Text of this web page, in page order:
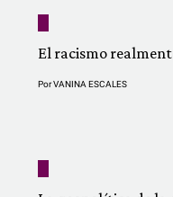
El racismo
PorVANINA ESCALES